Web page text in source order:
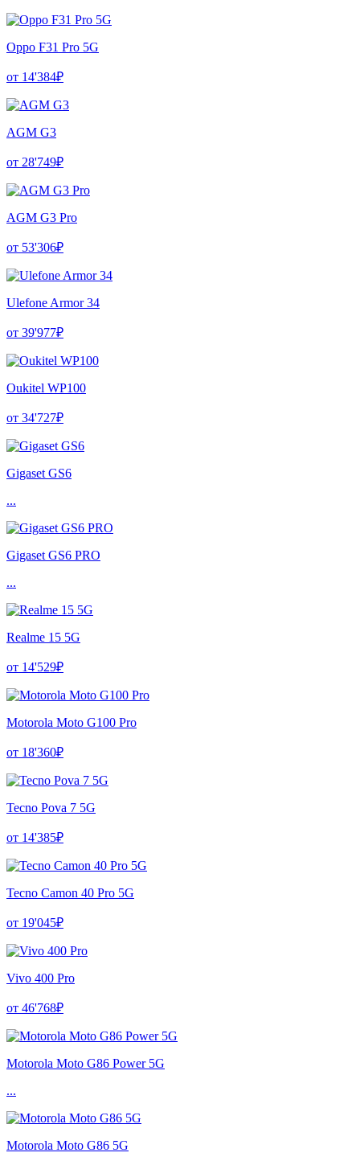
Oppo F31 Pro 5G
от 14'384₽
AGM G3
от 28'749₽
AGM G3 Pro
от 53'306₽
Ulefone Armor 34
от 39'977₽
Oukitel WP100
от 34'727₽
Gigaset GS6
...
Gigaset GS6 PRO
...
Realme 15 5G
от 14'529₽
Motorola Moto G100 Pro
от 18'360₽
Tecno Pova 7 5G
от 14'385₽
Tecno Camon 40 Pro 5G
от 19'045₽
Vivo 400 Pro
от 46'768₽
Motorola Moto G86 Power 5G
...
Motorola Moto G86 5G